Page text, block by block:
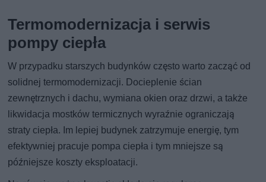
Termomodernizacja i serwis
pompy ciepła
W przypadku starszych budynków często warto zacząć od
solidnej termomodernizacji. Docieplenie ścian
zewnętrznych i dachu, wymiana okien oraz drzwi, a także
likwidacja mostków termicznych wyraźnie ograniczają
straty ciepła. Im lepiej budynek zatrzymuje energię, tym
efektywniej pracuje pompa ciepła i tym mniejsze są
późniejsze koszty eksploatacji.